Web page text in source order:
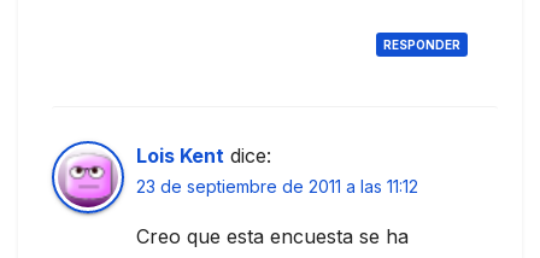
RESPONDER
Lois Kent dice:
23 de septiembre de 2011 a las 11:12
Creo que esta encuesta se ha